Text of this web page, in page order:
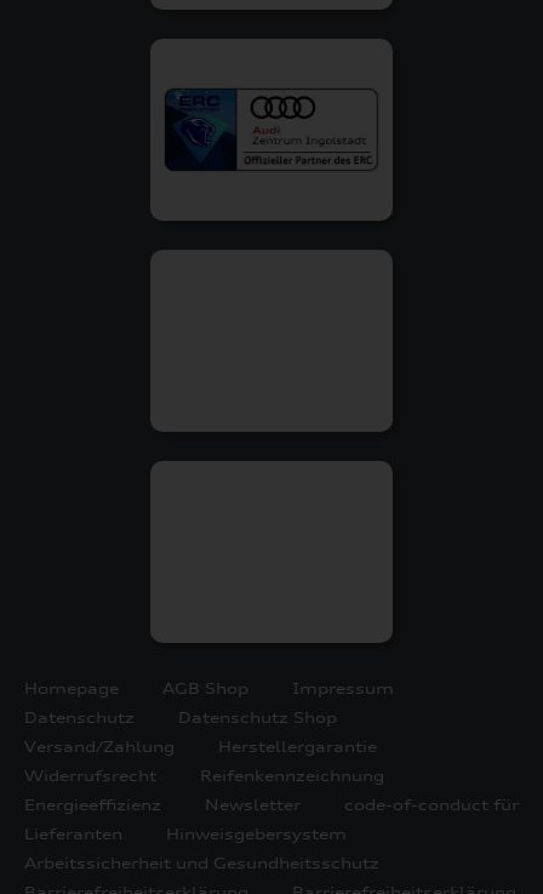
Homepage AGB Shop
Impressum
Datenschutz
Datenschutz Shop
Versand/Zahlung
Herstellergarantie
Widerrufsrecht
Reifenkennzeichnung
Energieeffizienz
Newsletter
code-of-conduct für
Lieferanten
Hinweisgebersystem
Arbeitssicherheit und Gesundheitsschutz